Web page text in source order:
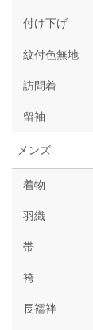
付け下げ
紋付色無地
訪問着
留袖
メンズ
着物
羽織
帯
袴
長襦袢